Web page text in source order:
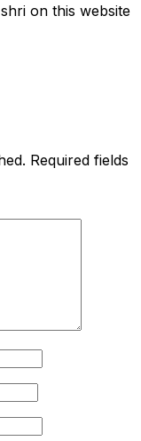
on this website
Required fields